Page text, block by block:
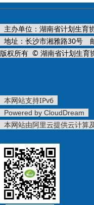
主办单位：湖南省计划生育
地址：长沙市湘雅路30号
版权所有 © 湖南省计划生育
本网站支持IPv6
Powered by CloudDream
本网站由阿里云提供云计算